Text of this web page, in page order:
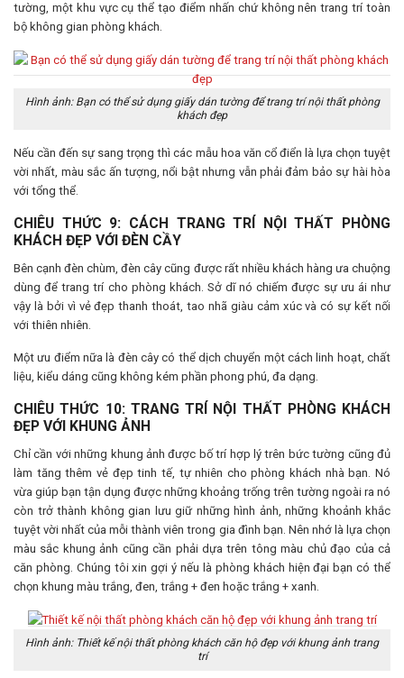
tường, một khu vực cụ thể tạo điểm nhấn chứ không nên trang trí toàn
bộ không gian phòng khách.
Hình ảnh: Bạn có thể sử dụng giấy dán tường để trang trí nội thất phòng
khách đẹp
Nếu cần đến sự sang trọng thì các mẫu hoa văn cổ điển là lựa chọn tuyệt
vời nhất, màu sắc ấn tượng, nổi bật nhưng vẫn phải đảm bảo sự hài hòa
với tổng thể.
CHIÊU THỨC 9: CÁCH TRANG TRÍ NỘI THẤT PHÒNG
KHÁCH ĐẸP VỚI ĐÈN CẦY
Bên cạnh đèn chùm, đèn cây cũng được rất nhiều khách hàng ưa chuộng
dùng để trang trí cho phòng khách. Sở dĩ nó chiếm được sự ưu ái như
vậy là bởi vì vẻ đẹp thanh thoát, tao nhã giàu cảm xúc và có sự kết nối
với thiên nhiên.
Một ưu điểm nữa là đèn cây có thể dịch chuyển một cách linh hoạt, chất
liệu, kiểu dáng cũng không kém phần phong phú, đa dạng.
CHIÊU THỨC 10: TRANG TRÍ NỘI THẤT PHÒNG KHÁCH
ĐẸP VỚI KHUNG ẢNH
Chỉ cần với những khung ảnh được bố trí hợp lý trên bức tường cũng đủ
làm tăng thêm vẻ đẹp tinh tế, tự nhiên cho phòng khách nhà bạn. Nó
vừa giúp bạn tận dụng được những khoảng trống trên tường ngoài ra nó
còn trở thành không gian lưu giữ những hình ảnh, những khoảnh khắc
tuyệt vời nhất của mỗi thành viên trong gia đình bạn. Nên nhớ là lựa chọn
màu sắc khung ảnh cũng cần phải dựa trên tông màu chủ đạo của cả
căn phòng. Chúng tôi xin gợi ý nếu là phòng khách hiện đại bạn có thể
chọn khung màu trắng, đen, trắng + đen hoặc trắng + xanh.
Hình ảnh: Thiết kế nội thất phòng khách căn hộ đẹp với khung ảnh trang
trí